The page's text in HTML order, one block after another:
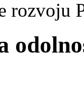
rozvoju